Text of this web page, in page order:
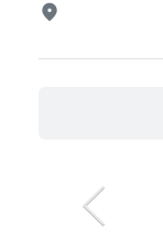
fmd_good